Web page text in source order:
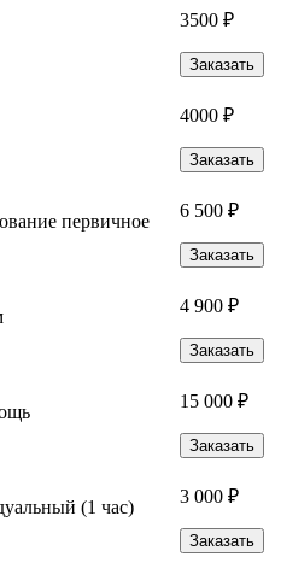
3500 ₽
Заказать
4000 ₽
Заказать
первичное
6 500 ₽
Заказать
4 900 ₽
Заказать
15 000 ₽
Заказать
(1 час)
3 000 ₽
Заказать